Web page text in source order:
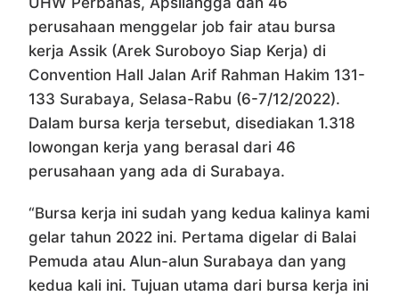
perusahaan menggelar job fair atau bursa
kerja Assik (Arek Suroboyo Siap Kerja) di
Convention Hall Jalan Arif Rahman Hakim 131-
133 Surabaya, Selasa-Rabu (6-7/12/2022).
Dalam bursa kerja tersebut, disediakan 1.318
lowongan kerja yang berasal dari 46
perusahaan yang ada di Surabaya.
“Bursa kerja ini sudah yang kedua kalinya kami
gelar tahun 2022 ini. Pertama digelar di Balai
Pemuda atau Alun-alun Surabaya dan yang
kedua kali ini. Tujuan utama dari bursa kerja ini